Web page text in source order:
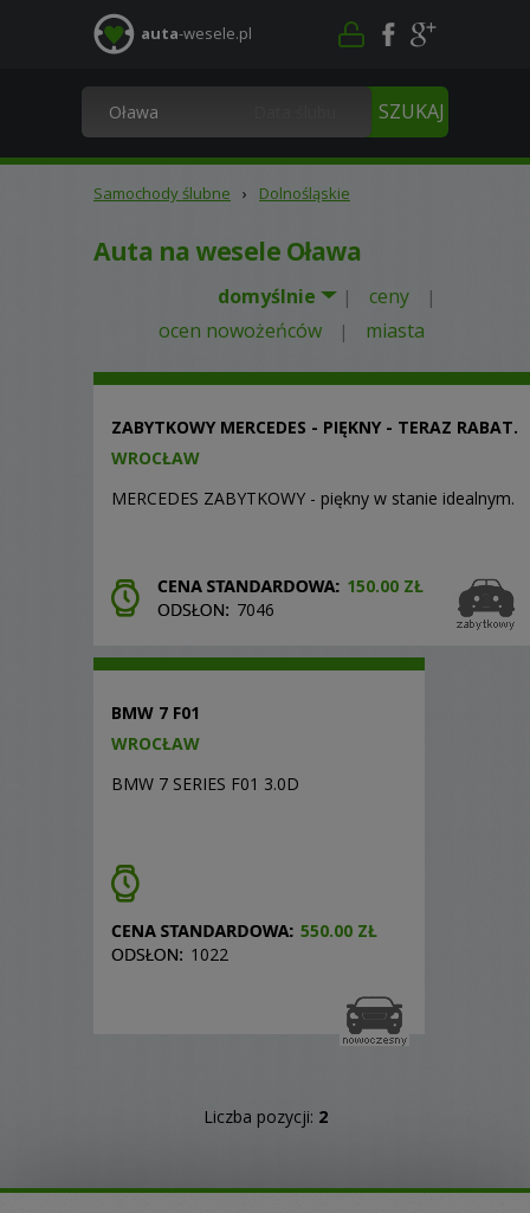
auta-wesele.pl
Samochody ślubne › Dolnośląskie
Auta na wesele Oława
domyślnie | ceny |
ocen nowożeńców | miasta
ZABYTKOWY MERCEDES - PIĘKNY - TERAZ RABAT.
WROCŁAW
MERCEDES ZABYTKOWY - piękny w stanie idealnym.
150.00 ZŁ
7046
BMW 7 F01
WROCŁAW
BMW 7 SERIES F01 3.0D
550.00 ZŁ
1022
Liczba pozycji: 2